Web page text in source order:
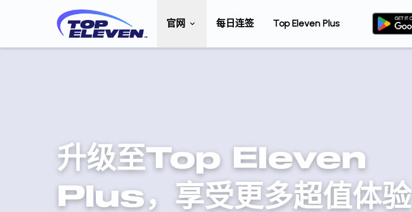
官网 每日连签 Top Eleven Plus
升级至Top Eleven
Plus，享受更多超值体验